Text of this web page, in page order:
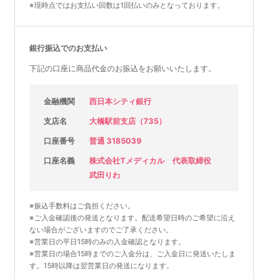
※現時点ではお支払い回数は1回払いのみとなっております。
銀行振込でのお支払い
下記の口座に商品代金のお振込をお願いいたします。
金融機関 西日本シティ銀行
支店名 大橋駅前支店（735）
口座番号 普通 3185039
口座名義
株式会社Tメディカル 代表取締役
武田りわ
※振込手数料はご負担ください。
※ご入金確認後の発送となります。配送希望日時のご希望に沿え
ない場合がございますのでご了承ください。
※営業日の平日15時のみの入金確認となります。
※営業日の場合15時までのご入金分は、ご入金日に発送いたしま
す。15時以降は翌営業日の発送になります。